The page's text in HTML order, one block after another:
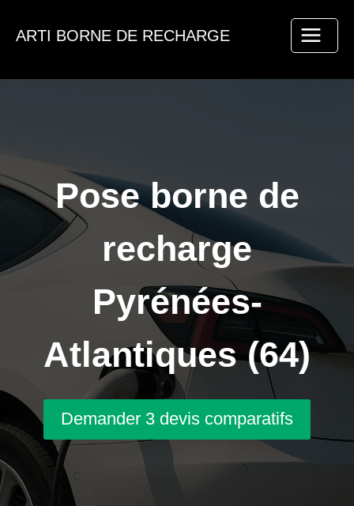
ARTI BORNE DE RECHARGE
Pose borne de
recharge
Pyrénées-
Atlantiques (64)
Demander 3 devis comparatifs